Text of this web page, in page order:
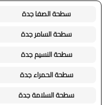
سطحة الصفا جدة
سطحة السامر جدة
سطحة النسيم جدة
سطحة الحمراء جدة
سطحة السلامة جدة